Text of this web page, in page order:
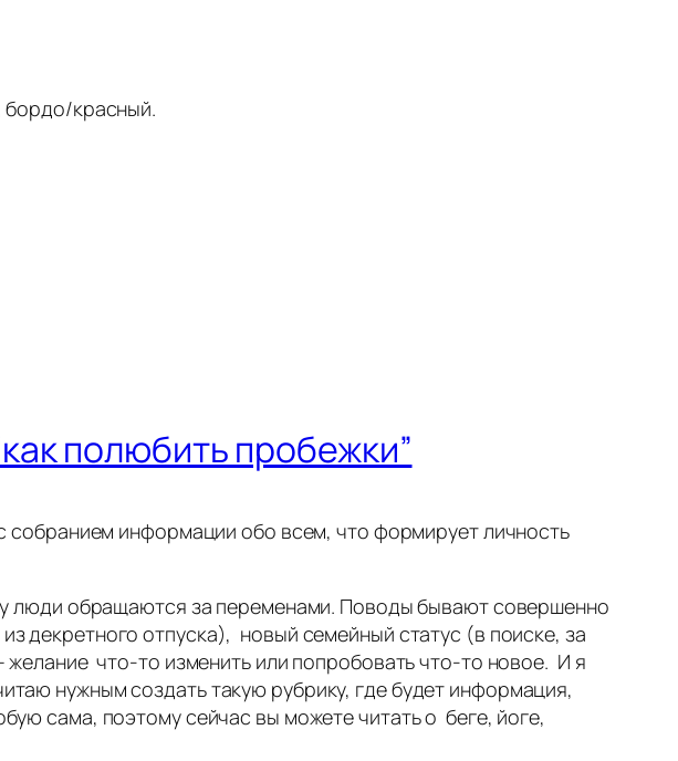
бордо/красный.
полюбить пробежки”
собранием информации обо всем, что формирует личность
люди обращаются за переменами. Поводы бывают совершенно
декретного отпуска), новый семейный статус (в поиске, за
желание что-то изменить или попробовать что-то новое. И я
нужным создать такую рубрику, где будет информация,
сама, поэтому сейчас вы можете читать о беге, йоге,